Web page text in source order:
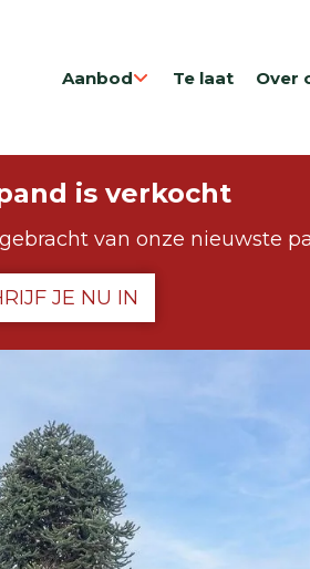
Aanbod Te laat Over
is verkocht
van onze nieuwste
JE NU IN